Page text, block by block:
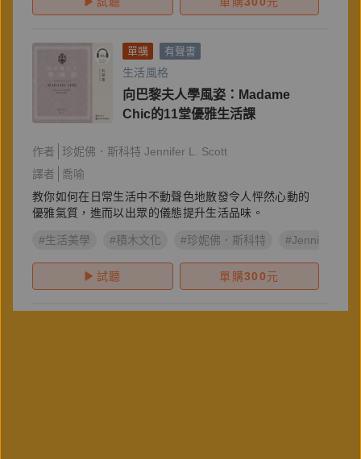
單購 有聲書
生活風格
向巴黎夫人學風姿：Madame
Chic的11堂優雅生活課
作者
珍妮佛．斯科特 Jennifer L. Scott
譯者
喬喻
教你如何在日常生活中不動聲色地散發令人怦然心動的
優雅氣質，進而以出眾的儀態提升生活品味。
#生活美學 #積木文化 #珍妮佛．斯科特 #Jennifer L.
試聽 單購300元